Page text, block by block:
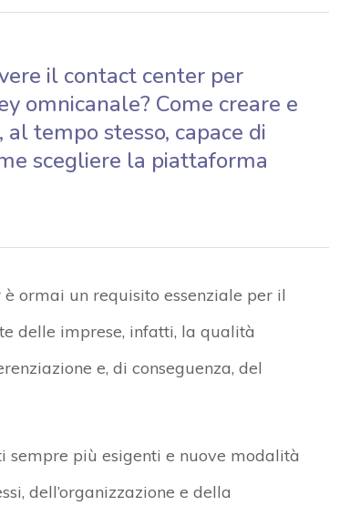
il contact center per
omnicanale? Come creare e
tempo stesso, capace di
scegliere la piattaforma
ormai un requisito essenziale per il
delle imprese, infatti, la qualità
e, di conseguenza, del
più esigenti e nuove modalità
dell’organizzazione e della